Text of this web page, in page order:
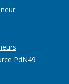
PdN49